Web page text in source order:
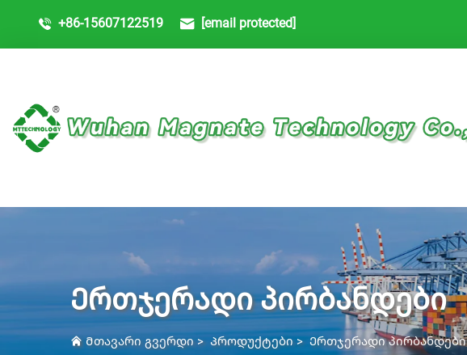
+86-15607122519 [email protected]
Ერთჯერადი პირბანდები
Მთავარი გვერდი> Პროდუქტები> Ერთჯერადი პირბანდები